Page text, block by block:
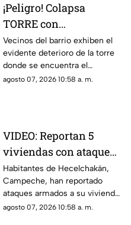
¡Peligro! Colapsa
TORRE con
emblemático RELOJ en
la Península de
Yucatán; enciende las
alarmas
Vecinos del barrio exhiben el
evidente deterioro de la torre
donde se encuentra el
emblemático reloj, destacando
agosto 07, 2026 10:58 a. m.
VIDEO: Reportan 5
viviendas con ataques
a disparos en
Hecelchakán en menos
de una semana
Habitantes de Hecelchakán,
Campeche, han reportado
ataques armados a su vivienda
en menos de una semana.
agosto 07, 2026 10:58 a. m.